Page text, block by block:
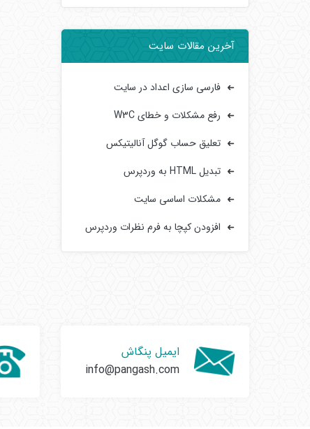
آخرین مقالات سایت
فارسی سازی اعداد در سایت
رفع مشکلات و خطای W3C
تعلیق حساب گوگل آنالیتیکس
تبدیل HTML به وردپرس
مشکلات اساسی سایت‌
افزودن کپچا به فرم‌ نظرات وردپرس
ایمیل پنگاش
info@pangash.com